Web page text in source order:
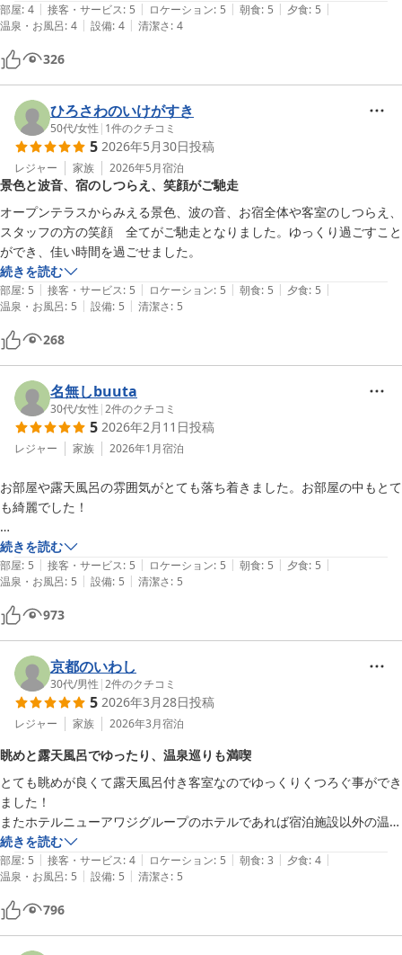
お風呂もグループホテルのところも利用でき、何度も入ることができた
のでゆったりできました。ただ、露天風呂で外から見えているのでは？
と思うところがあったのは気になりました。
チェックインの際に、ラウンジ？でお茶菓子とお茶を出していただいた
のはよかったのですが、あまりに短時間でお部屋に案内となり、その場
で楽しむことができなかったのが残念でした。早く案内していただける
のは嬉しい反面、少し急かされたような感じがしました。
総合的にとてもよいお宿だったので、また利用したいです！
部屋: 4 | 接客・サービス: 5 | ロケーション: 5 | 朝食: 5 | 夕食: 5 |
温泉・お風呂: 4 | 設備: 4 | 清潔さ: 4
326
ひろさわのいけがすき
50代/女性 | 1件のクチコミ
5 2026年5月30日投稿
レジャー 家族 2026年5月宿泊
景色と波音、宿のしつらえ、笑顔がご馳走
オープンテラスからみえる景色、波の音、お宿全体や客室のしつらえ、
スタッフの方の笑顔　全てがご馳走となりました。ゆっくり過ごすこと
ができ、佳い時間を過ごせました。
続きを読む
部屋: 5 | 接客・サービス: 5 | ロケーション: 5 | 朝食: 5 | 夕食: 5 |
温泉・お風呂: 5 | 設備: 5 | 清潔さ: 5
268
名無しbuuta
30代/女性 |2件のクチコミ
5 2026年2月11日投稿
レジャー 家族 2026年1月宿泊
お部屋や露天風呂の雰囲気がとても落ち着きました。お部屋の中もとて
も綺麗でした！
夜は懐石料理で、朝はバイキングでした。
新鮮なお魚や美味しいお肉が食べれて大満足！
どれも美味しすぎて幸せでした！
スタッフの方も寒い中、外で出迎えてくださったり、丁寧にお部屋や館
内の説明をしてくださいました！淡路島に行ったら、また宿泊したいと
思える所でしたよ！
続きを読む
部屋: 5 | 接客・サービス: 5 | ロケーション: 5 | 朝食: 5 | 夕食: 5 |
温泉・お風呂: 5 | 設備: 5 | 清潔さ: 5
973
京都のいわし
30代/男性 |2件のクチコミ
5 2026年3月28日投稿
レジャー 家族 2026年3月宿泊
眺めと露天風呂でゆったり、温泉巡りも満喫
とても眺めが良くて露天風呂付き客室なのでゆっくりくつろぐ事ができ
ました！
またホテルニューアワジグループのホテルであれば宿泊施設以外の温泉
にも入れるのも魅力を感じました！
続きを読む
部屋: 5 | 接客・サービス: 4 | ロケーション: 5 | 朝食: 3 | 夕食: 4 |
温泉・お風呂: 5 | 設備: 5 | 清潔さ: 5
796